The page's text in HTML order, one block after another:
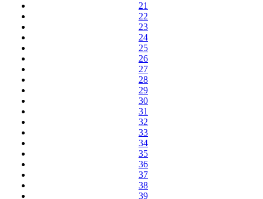
21
22
23
24
25
26
27
28
29
30
31
32
33
34
35
36
37
38
39